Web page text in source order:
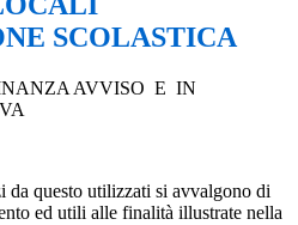
SCOLASTICA
AVVISO E IN
da questo utilizzati si avvalgono di
ed utili alle finalità illustrate nella